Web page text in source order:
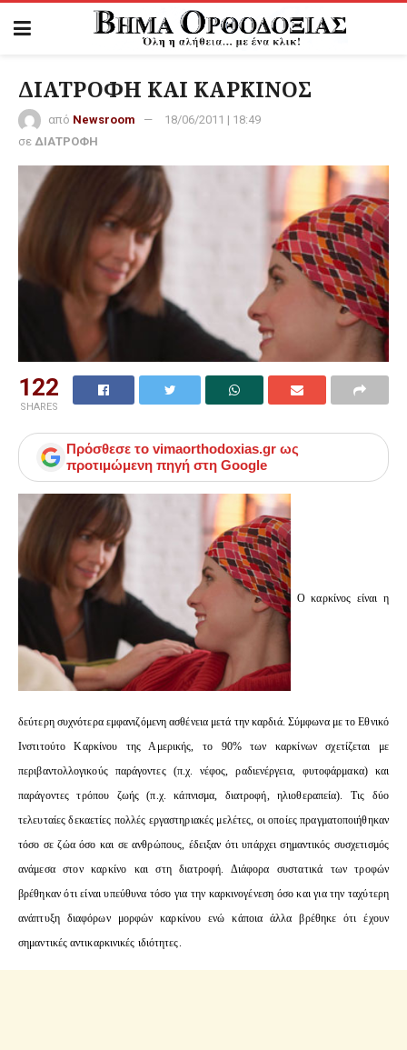
ΔΙΑΤΡΟΦΗ ΚΑΙ ΚΑΡΚΙΝΟΣ
από Newsroom
18/06/2011 | 18:49
σε ΔΙΑΤΡΟΦΗ
122
SHARES
Πρόσθεσε το vimaorthodoxias.gr ως
προτιμώμενη πηγή στη Google
Ο καρκίνος είναι η
δεύτερη συχνότερα εμφανιζόμενη ασθένεια μετά την καρδιά. Σύμφωνα με το Εθνικό
Ινστιτούτο Καρκίνου της Αμερικής, το 90% των καρκίνων σχετίζεται με
περιβαντολλογικούς παράγοντες (π.χ. νέφος, ραδιενέργεια, φυτοφάρμακα) και
παράγοντες τρόπου ζωής (π.χ. κάπνισμα, διατροφή, ηλιοθεραπεία). Τις δύο
τελευταίες δεκαετίες πολλές εργαστηριακές μελέτες, οι οποίες πραγματοποιήθηκαν
τόσο σε ζώα όσο και σε ανθρώπους, έδειξαν ότι υπάρχει σημαντικός συσχετισμός
ανάμεσα στον καρκίνο και στη διατροφή. Διάφορα συστατικά των τροφών
βρέθηκαν ότι είναι υπεύθυνα τόσο για την καρκινογένεση όσο και για την ταχύτερη
ανάπτυξη διαφόρων μορφών καρκίνου ενώ κάποια άλλα βρέθηκε ότι έχουν
σημαντικές αντικαρκινικές ιδιότητες.